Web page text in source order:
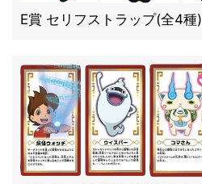
E賞 セリフストラップ(全4種)